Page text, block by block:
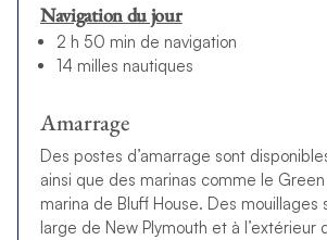
Navigation du jour
2 h 50 min de navigation
14 milles nautiques
Amarrage
Des postes d’amarrage sont
ainsi que des marinas comme le
marina de Bluff House. Des mouillages
large de New Plymouth et à l’extérieur